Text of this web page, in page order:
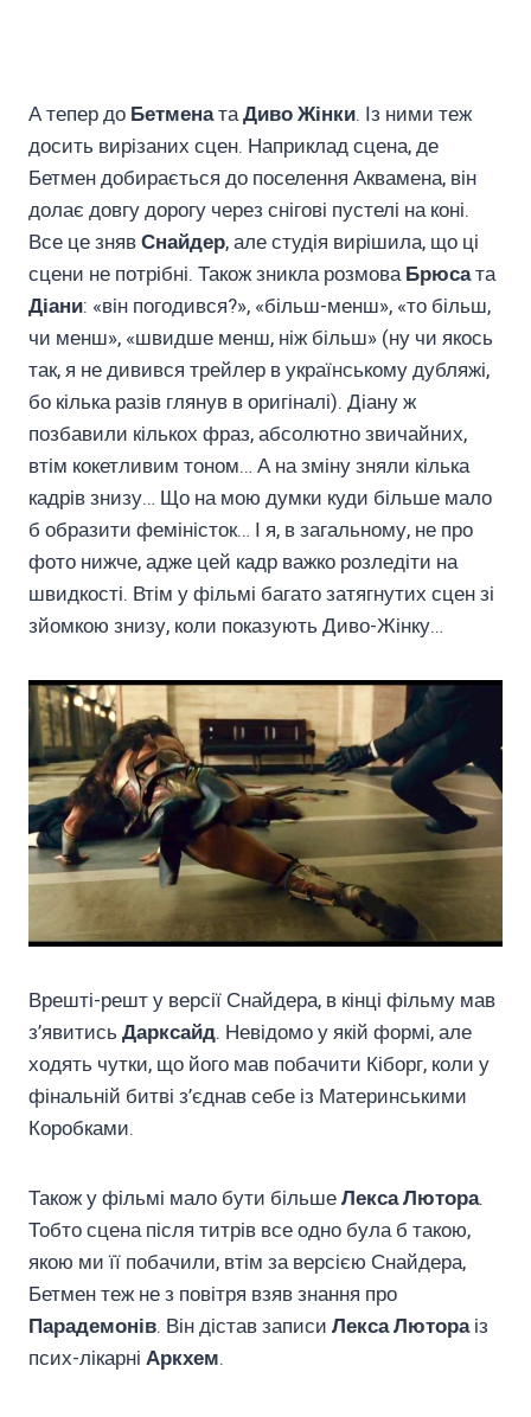
А тепер до БетменатаДиво Жінки. Із ними теж
досить вирізаних сцен. Наприклад сцена, де
Бетмен добирається до поселення Аквамена, він
долає довгу дорогу через снігові пустелі на коні.
Все це знявСнайдер, але студія вирішила, що ці
сцени не потрібні. Також зникла розмоваБрюсата
Діани: «він погодився?», «більш-менш», «то більш,
чи менш», «швидше менш, ніж більш» (ну чи якось
так, я не дивився трейлер в українському дубляжі,
бо кілька разів глянув в оригіналі). Діану ж
позбавили кількох фраз, абсолютно звичайних,
втім кокетливим тоном… А на зміну зняли кілька
кадрів знизу… Що на мою думки куди більше мало
б образити феміністок… І я, в загальному, не про
фото нижче, адже цей кадр важко розледіти на
швидкості. Втім у фільмі багато затягнутих сцен зі
зйомкою знизу, коли показують Диво-Жінку…
Врешті-решт у версії Снайдера, в кінці фільму мав
з’явитись Дарксайд. Невідомо у якій формі, але
ходять чутки, що його мав побачити Кіборг, коли у
фінальній битві з’єднав себе із Материнськими
Коробками.
Також у фільмі мало бути більшеЛекса Лютора.
Тобто сцена після титрів все одно була б такою,
якою ми її побачили, втім за версією Снайдера,
Бетмен теж не з повітря взяв знання про
Парадемонів. Він дістав записи Лекса Лютораіз
псих-лікарні Аркхем.